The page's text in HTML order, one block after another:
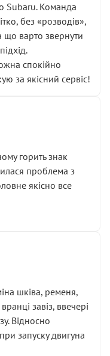
Subaru. Команда
без «розводів»,
що варто звернути
спокійно
за якісний сервіс!
горить знак
проблема з
якісно все
шківа, ременя,
завіз, ввечері
Відносно
запуску двигуна